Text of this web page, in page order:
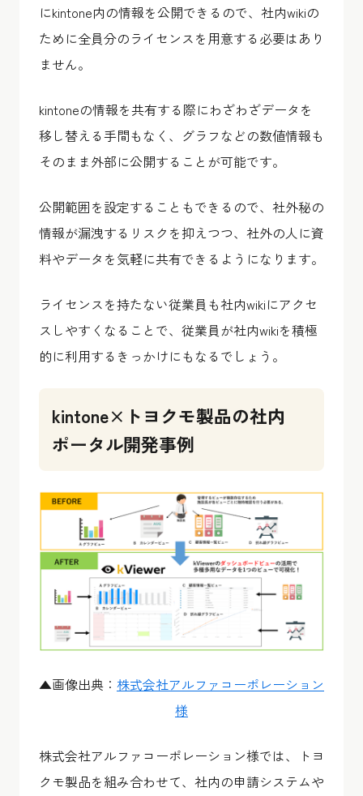
にkintone内の情報を公開できるので、社内wikiの
ために全員分のライセンスを用意する必要はあり
ません。
kintoneの情報を共有する際にわざわざデータを
移し替える手間もなく、グラフなどの数値情報も
そのまま外部に公開することが可能です。
公開範囲を設定することもできるので、社外秘の
情報が漏洩するリスクを抑えつつ、社外の人に資
料やデータを気軽に共有できるようになります。
ライセンスを持たない従業員も社内wikiにアクセ
スしやすくなることで、従業員が社内wikiを積極
的に利用するきっかけにもなるでしょう。
kintone×トヨクモ製品の社内
ポータル開発事例
▲画像出典： 株式会社アルファコーポレーション
様
株式会社アルファコーポレーション様では、トヨ
クモ製品を組み合わせて、社内の申請システムや